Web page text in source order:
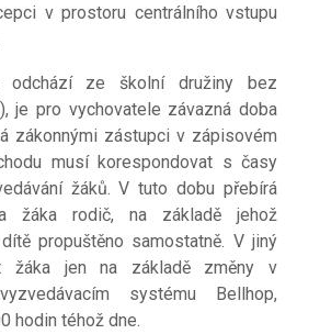
v prostoru centrálního vstupu
odchází ze školní družiny bez
je pro vychovatele závazná doba
zákonnými zástupci v zápisovém
musí korespondovat s časy
žáků. V tuto dobu přebírá
žáka rodič, na základě jehož
propuštěno samostatně. V jiný
žáka jen na základě změny v
systému Bellhop,
hodin téhož dne.